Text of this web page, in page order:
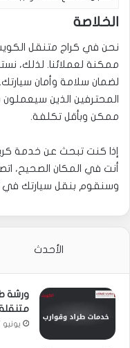
الخلاصة
نحن في كراج متنقل
ممكنة لعملائنا. لذلك،
لضمان سلامة وأمان
المحترفين الذين
ممكن وبأقل تكلفة.
إذا كنت تبحث عن خدمة
أنت في المكان الصحيح،
وسنقوم بنقل سيارتك
الأحدث
ورشة
متنقلة 24 ساعة
يونيو 7, 2026